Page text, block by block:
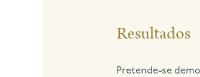
Resultados
Pretende-se